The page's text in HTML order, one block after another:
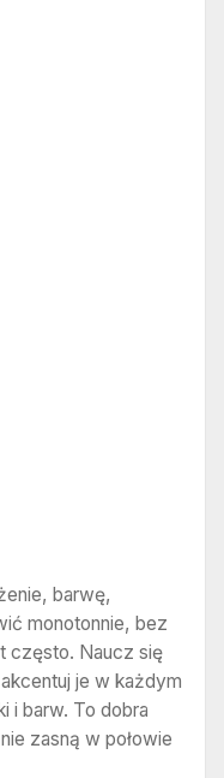
barwę,
monotonnie, bez
często. Naucz się
je w każdym
i barw. To dobra
zasną w połowie